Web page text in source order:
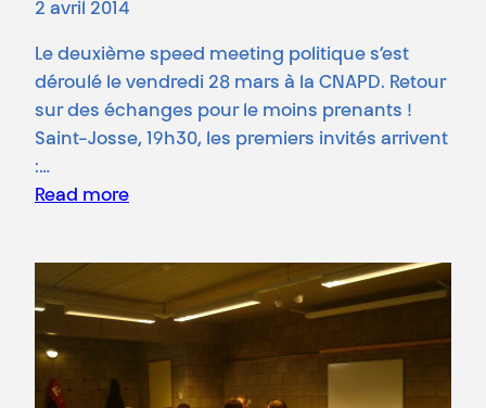
2 avril 2014
Le deuxième speed meeting politique s’est
déroulé le vendredi 28 mars à la CNAPD. Retour
sur des échanges pour le moins prenants !
Saint-Josse, 19h30, les premiers invités arrivent
:…
Read more